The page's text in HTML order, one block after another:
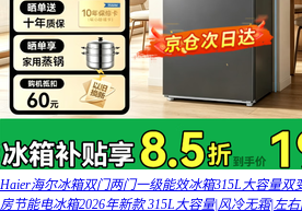
Haier海尔冰箱双门两门一级能效冰箱315L大容量双
房节能电冰箱2026年新款 315L大容量|风冷无霜|左